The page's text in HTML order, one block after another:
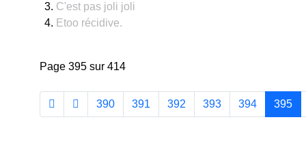
C'est pas joli joli
Etoo récidive.
Page 395 sur 414
390 391 392 393 394 395